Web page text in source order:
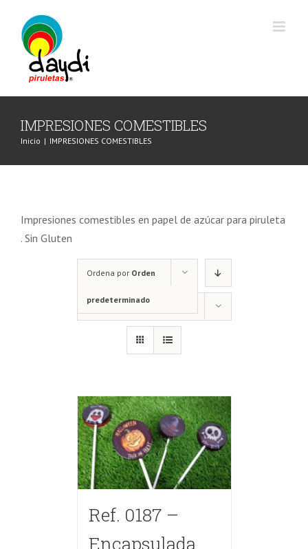
contenido
IMPRESIONES COMESTIBLES
Inicio | IMPRESIONES COMESTIBLES
Impresiones comestibles en papel de azúcar para piruleta
. Sin Gluten
Ordena por Orden
predeterminado
Mostrar
Ref. 0187 –
Encapsulada